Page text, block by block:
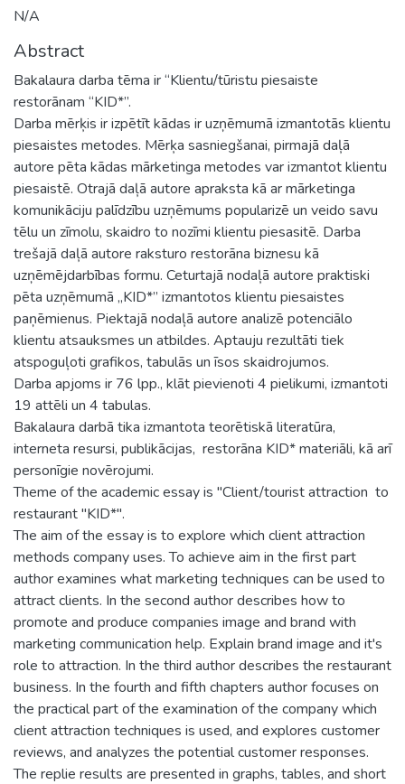
N/A
Abstract
Bakalaura darba tēma ir “Klientu/tūristu piesaiste
restorānam “KID*”.
Darba mērķis ir izpētīt kādas ir uzņēmumā izmantotās klientu
piesaistes metodes. Mērķa sasniegšanai, pirmajā daļā
autore pēta kādas mārketinga metodes var izmantot klientu
piesaistē. Otrajā daļā autore apraksta kā ar mārketinga
komunikāciju palīdzību uzņēmums popularizē un veido savu
tēlu un zīmolu, skaidro to nozīmi klientu piesasitē. Darba
trešajā daļā autore raksturo restorāna biznesu kā
uzņēmējdarbības formu. Ceturtajā nodaļā autore praktiski
pēta uzņēmumā „KID*” izmantotos klientu piesaistes
paņēmienus. Piektajā nodaļā autore analizē potenciālo
klientu atsauksmes un atbildes. Aptauju rezultāti tiek
atspoguļoti grafikos, tabulās un īsos skaidrojumos.
Darba apjoms ir 76 lpp., klāt pievienoti 4 pielikumi, izmantoti
19 attēli un 4 tabulas.
Bakalaura darbā tika izmantota teorētiskā literatūra,
interneta resursi, publikācijas, restorāna KID* materiāli, kā arī
personīgie novērojumi.
Theme of the academic essay is "Client/tourist attraction to
restaurant "KID*".
The aim of the essay is to explore which client attraction
methods company uses. To achieve aim in the first part
author examines what marketing techniques can be used to
attract clients. In the second author describes how to
promote and produce companies image and brand with
marketing communication help. Explain brand image and it's
role to attraction. In the third author describes the restaurant
business. In the fourth and fifth chapters author focuses on
the practical part of the examination of the company which
client attraction techniques is used, and explores customer
reviews, and analyzes the potential customer responses.
The replie results are presented in graphs, tables, and short